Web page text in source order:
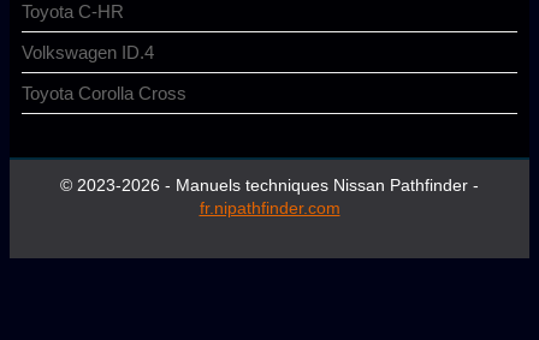
Toyota C-HR
Volkswagen ID.4
Toyota Corolla Cross
© 2023-2026 - Manuels techniques Nissan Pathfinder -
fr.nipathfinder.com